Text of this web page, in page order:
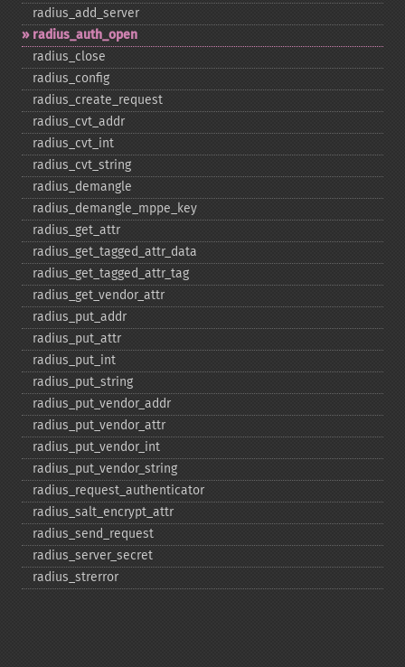
radius_​add_​server
radius_​auth_​open
radius_​close
radius_​config
radius_​create_​request
radius_​cvt_​addr
radius_​cvt_​int
radius_​cvt_​string
radius_​demangle
radius_​demangle_​mppe_​key
radius_​get_​attr
radius_​get_​tagged_​attr_​data
radius_​get_​tagged_​attr_​tag
radius_​get_​vendor_​attr
radius_​put_​addr
radius_​put_​attr
radius_​put_​int
radius_​put_​string
radius_​put_​vendor_​addr
radius_​put_​vendor_​attr
radius_​put_​vendor_​int
radius_​put_​vendor_​string
radius_​request_​authenticator
radius_​salt_​encrypt_​attr
radius_​send_​request
radius_​server_​secret
radius_​strerror